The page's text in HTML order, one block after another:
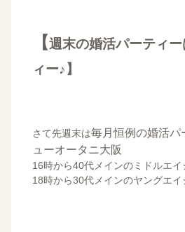
【週末の婚活パーティ
ィー♪】
さて先週末は毎月恒例の婚活パ
ューオータニ大阪
16時から40代メインのミドルエ
18時から30代メインのヤングエ